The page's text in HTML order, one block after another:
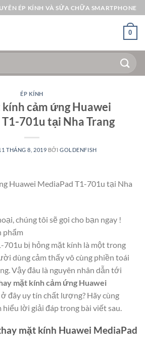
ÉP KÍNH VÀ SỬA CHỮA SMARTPHONE
0
ÉP KÍNH
cảm ứng Huawei
701u tại Nha Trang
THÁNG 8, 2019 BỞIGOLDENFISH
Huawei MediaPad T1-701u tại Nha
chúng tôi sẽ gọi cho bạn ngay !
phẩm
701u bị hỏng mặt kính là một trong
dùng cảm thấy vô cùng phiền toái
Vậy đâu là nguyên nhân dẫn tới
mặt kính cảm ứng Huawei
ở đây uy tín chất lượng? Hãy cùng
lời giải đáp trong bài viết sau.
mặt kính Huawei MediaPad